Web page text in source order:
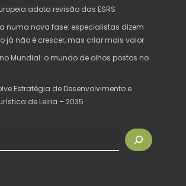
adota revisão das ESRS
numa nova fase: especialistas dizem
já não é crescer, mas criar mais valor
Mundial: o mundo de olhos postos no
Estratégia de Desenvolvimento e
de Leiria – 2035